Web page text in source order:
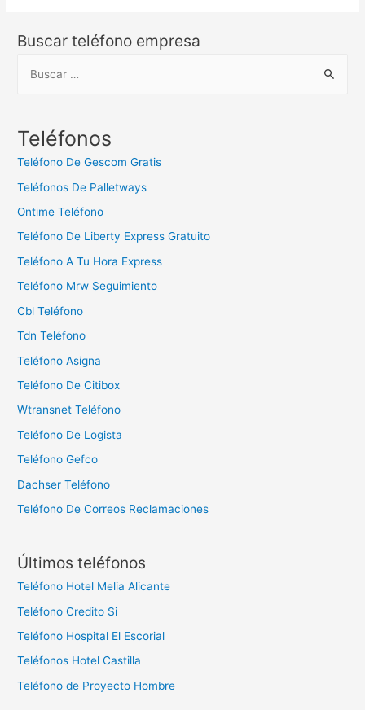
Buscar teléfono empresa
c
:
Teléfonos
Teléfono De Gescom Gratis
Teléfonos De Palletways
Ontime Teléfono
Teléfono De Liberty Express Gratuito
Teléfono A Tu Hora Express
Teléfono Mrw Seguimiento
Cbl Teléfono
Tdn Teléfono
Teléfono Asigna
Teléfono De Citibox
Wtransnet Teléfono
Teléfono De Logista
Teléfono Gefco
Dachser Teléfono
Teléfono De Correos Reclamaciones
Últimos teléfonos
Teléfono Hotel Melia Alicante
Teléfono Credito Si
Teléfono Hospital El Escorial
Teléfonos Hotel Castilla
Teléfono de Proyecto Hombre